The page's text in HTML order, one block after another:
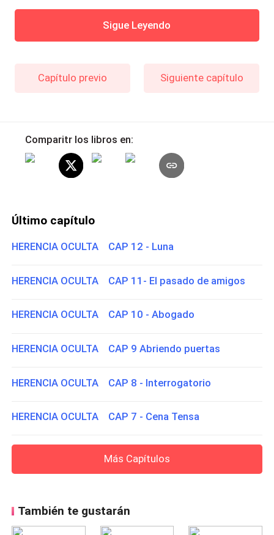
Sigue Leyendo
Capítulo previo Siguiente capítulo
Comparitr los libros en:
Último capítulo
HERENCIA OCULTA CAP 12 - Luna
HERENCIA OCULTA CAP 11- El pasado de amigos
HERENCIA OCULTA CAP 10 - Abogado
HERENCIA OCULTA CAP 9 Abriendo puertas
HERENCIA OCULTA CAP 8 - Interrogatorio
HERENCIA OCULTA CAP 7 - Cena Tensa
Más Capítulos
También te gustarán